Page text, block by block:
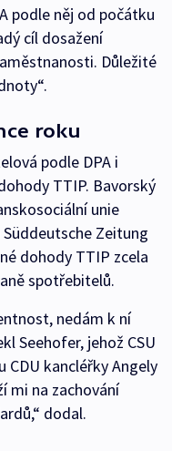
podle něj od počátku
cíl dosažení
Důležité
roku
podle DPA i
TTIP. Bavorský
unie
Zeitung
dohody TTIP zcela
spotřebitelů.
nedám k ní
Seehofer, jehož CSU
kancléřky Angely
mi na zachování
dodal.